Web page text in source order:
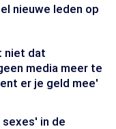
nieuwe leden op
niet dat
media meer te
er je geld mee'
in de